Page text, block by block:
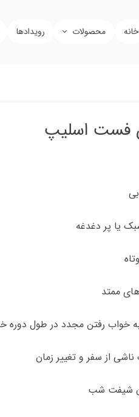
خانه محصولات رویدادها
فست اسلیپ
یا پر دغدغه
ممتد
خواب رفتن مجدد در طول دوره
از سفر و تغییر زمان
شیفت شب